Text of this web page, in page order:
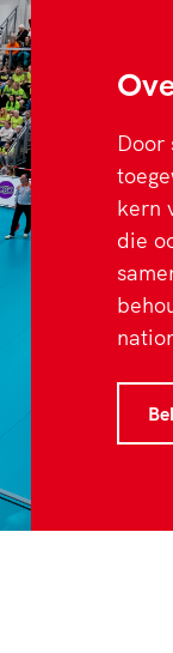
Door
kern
die